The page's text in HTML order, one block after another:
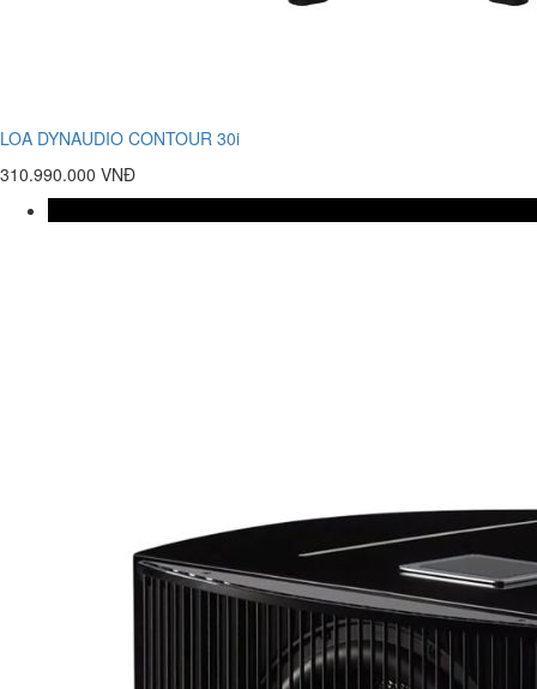
LOA DYNAUDIO CONTOUR 30i
310.990.000 VNĐ